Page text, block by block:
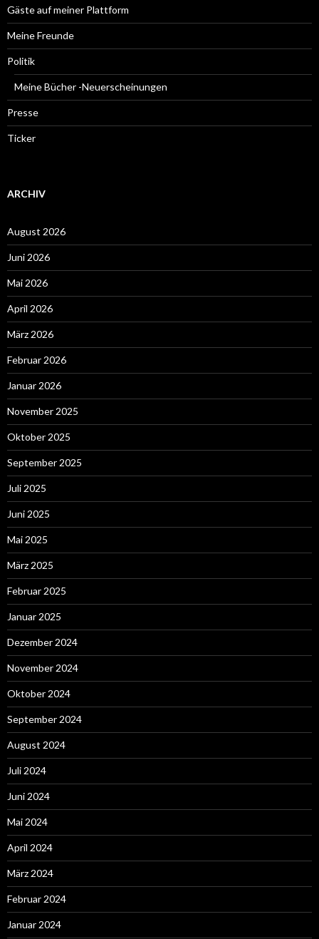
Gäste auf meiner Plattform
Meine Freunde
Politik
Meine Bücher -Neuerscheinungen
Presse
Ticker
ARCHIV
August 2026
Juni 2026
Mai 2026
April 2026
März 2026
Februar 2026
Januar 2026
November 2025
Oktober 2025
September 2025
Juli 2025
Juni 2025
Mai 2025
März 2025
Februar 2025
Januar 2025
Dezember 2024
November 2024
Oktober 2024
September 2024
August 2024
Juli 2024
Juni 2024
Mai 2024
April 2024
März 2024
Februar 2024
Januar 2024